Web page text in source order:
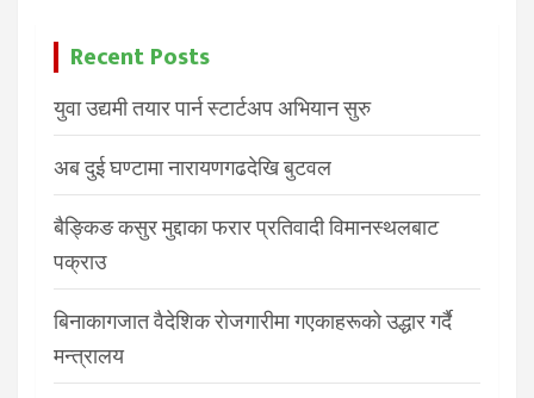
Recent Posts
युवा उद्यमी तयार पार्न स्टार्टअप अभियान सुरु
अब दुई घण्टामा नारायणगढदेखि बुटवल
बैङ्किङ कसुर मुद्दाका फरार प्रतिवादी विमानस्थलबाट
पक्राउ
बिनाकागजात वैदेशिक रोजगारीमा गएकाहरूको उद्धार गर्दै
मन्त्रालय